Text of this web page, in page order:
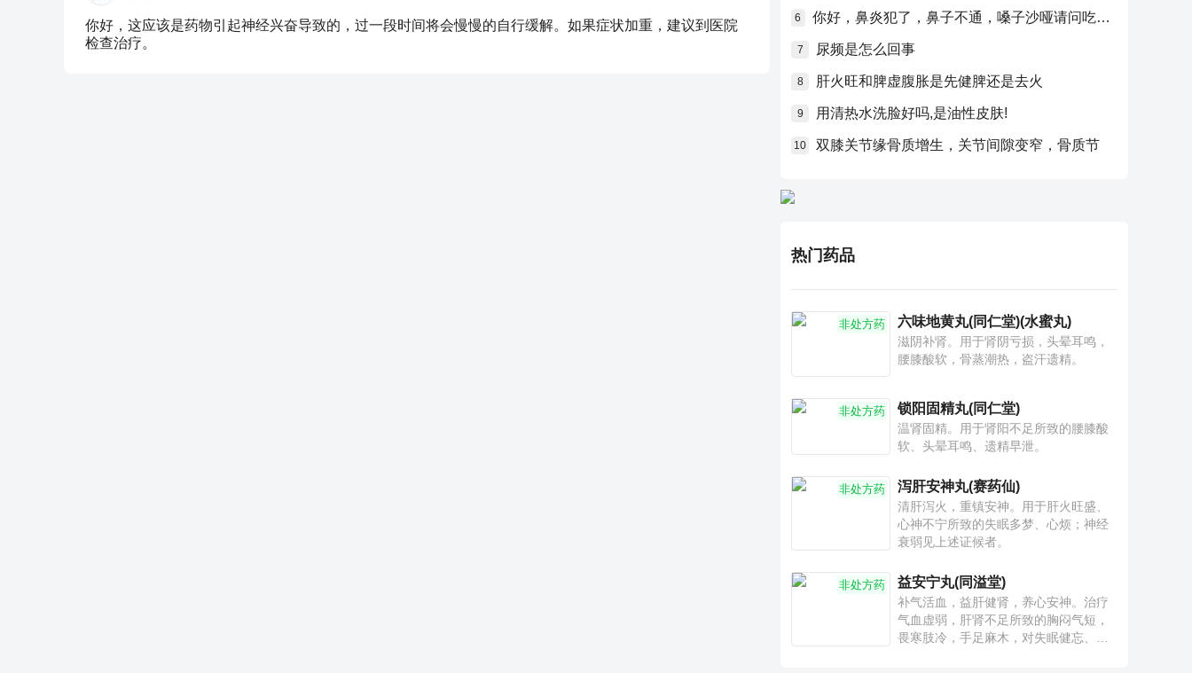
你好，这应该是药物引起神经兴奋导致的，过一段时间将会慢慢的自行缓解。如果症状加重，建议到医院
检查治疗。
6 你好，鼻炎犯了，鼻子不通，嗓子沙哑请问吃什么药比较好？
7 尿频是怎么回事
8 肝火旺和脾虚腹胀是先健脾还是去火
9 用清热水洗脸好吗,是油性皮肤!
10 双膝关节缘骨质增生，关节间隙变窄，骨质节
热门药品
非处方药 六味地黄丸(同仁堂)(水蜜丸)
滋阴补肾。用于肾阴亏损，头晕耳鸣，
腰膝酸软，骨蒸潮热，盗汗遗精。
非处方药 锁阳固精丸(同仁堂)
温肾固精。用于肾阳不足所致的腰膝酸
软、头晕耳鸣、遗精早泄。
非处方药 泻肝安神丸(赛药仙)
清肝泻火，重镇安神。用于肝火旺盛、
心神不宁所致的失眠多梦、心烦；神经
衰弱见上述证候者。
非处方药 益安宁丸(同溢堂)
补气活血，益肝健肾，养心安神。治疗
气血虚弱，肝肾不足所致的胸闷气短，
畏寒肢冷，手足麻木，对失眠健忘、神